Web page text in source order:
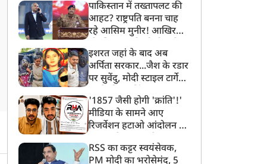
पाकिस्तान में तख्तापलट की
आहट? राष्ट्रपति बनना चाह
रहे आसिम मुनीर! आखिर
बनाया मोहरा?
इशरत जहां के बाद अब
अर्पिता सरकार...जैश के रडार
पर सुवेंदु, मोदी स्टाइल टार्गेट
बड़ा एक्शन!
'1857 जैसी होगी 'क्रांति'!'
मीडिया के सामने आए
रिजर्वेशन हटाओ आंदोलन के
दिया RHA का मास्टरप्लान
RSS का कट्टर स्वयंसेवक,
PM मोदी का भरोसेमंद, 5